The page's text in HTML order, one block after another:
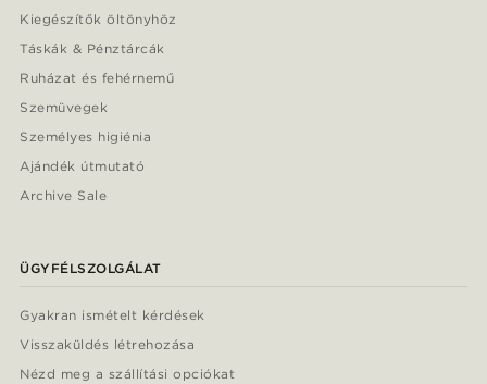
Kiegészítők öltönyhöz
Táskák & Pénztárcák
Ruházat és fehérnemű
Szemüvegek
Személyes higiénia
Ajándék útmutató
Archive Sale
ÜGYFÉLSZOLGÁLAT
Gyakran ismételt kérdések
Visszaküldés létrehozása
Nézd meg a szállítási opciókat